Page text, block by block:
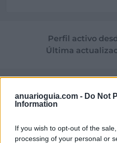
anuarioguia.com - Do Not
Information
If you wish to opt-out of the
processing of your personal or
Perfil activo
Última
Empresas
en